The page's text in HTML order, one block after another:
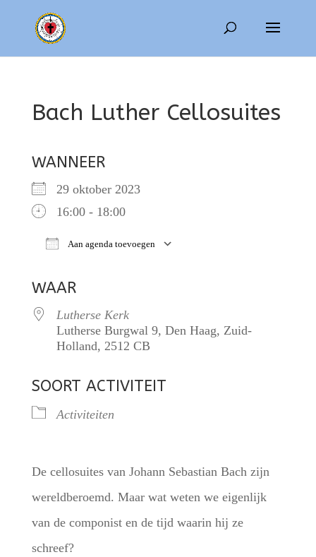
Bach Luther Cellosuites
WANNEER
29 oktober 2023
16:00 - 18:00
Aan agenda toevoegen
WAAR
Lutherse Kerk
Lutherse Burgwal 9, Den Haag, Zuid-
Holland, 2512 CB
SOORT ACTIVITEIT
Activiteiten
De cellosuites van Johann Sebastian Bach zijn
wereldberoemd. Maar wat weten we eigenlijk
van de componist en de tijd waarin hij ze
schreef?